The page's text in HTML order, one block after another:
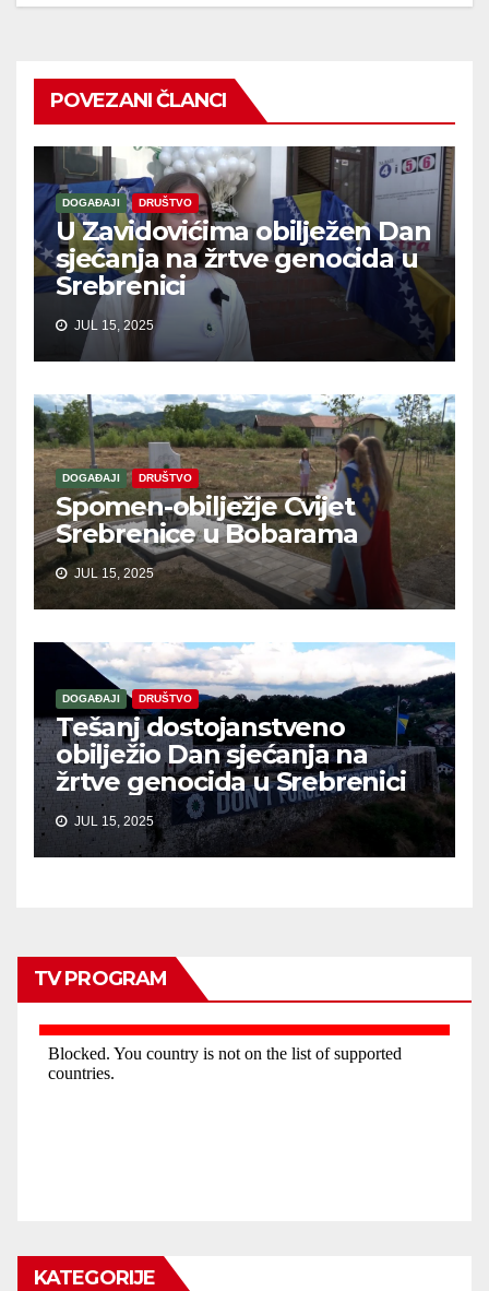
POVEZANI ČLANCI
DOGAĐAJI DRUŠTVO
U Zavidovićima obilježen Dan
sjećanja na žrtve genocida u
Srebrenici
JUL 15, 2025
DOGAĐAJI DRUŠTVO
Spomen-obilježje Cvijet
Srebrenice u Bobarama
JUL 15, 2025
DOGAĐAJI DRUŠTVO
Tešanj dostojanstveno
obilježio Dan sjećanja na
žrtve genocida u Srebrenici
JUL 15, 2025
TV PROGRAM
KATEGORIJE